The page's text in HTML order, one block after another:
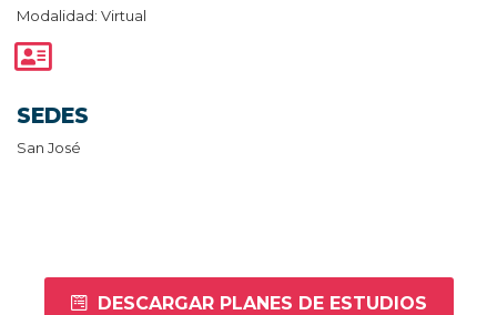
Modalidad: Virtual
SEDES
San José
DESCARGAR PLANES DE ESTUDIOS